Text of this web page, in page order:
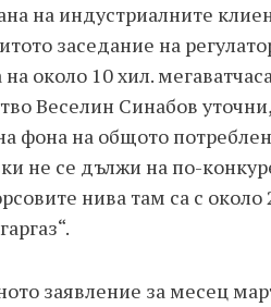
на индустриалните
заседание на
около 10 хил.
Веселин Синабов
фона на общото
не се дължи на по-
нива там са с около
заявление за месец